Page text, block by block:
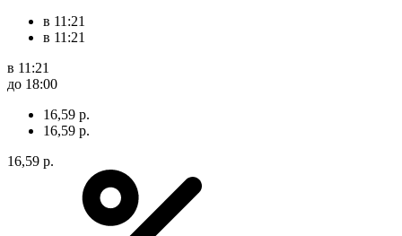
в 11:21
в 11:21
в 11:21
до 18:00
16,59 р.
16,59 р.
16,59 р.